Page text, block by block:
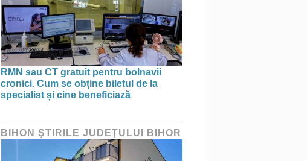
RMN sau CT gratuit pentru bolnavii
cronici. Cum se obține biletul de la
specialist și cine beneficiază
BIHON ŞTIRILE JUDEŢULUI BIHOR